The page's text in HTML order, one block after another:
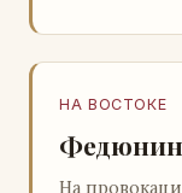
НА ВОСТОКЕ
На